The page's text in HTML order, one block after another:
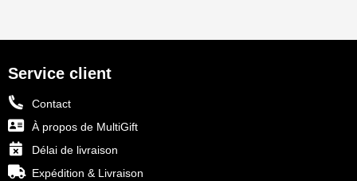
Service client
Contact
À propos de MultiGift
Délai de livraison
Expédition & Livraison